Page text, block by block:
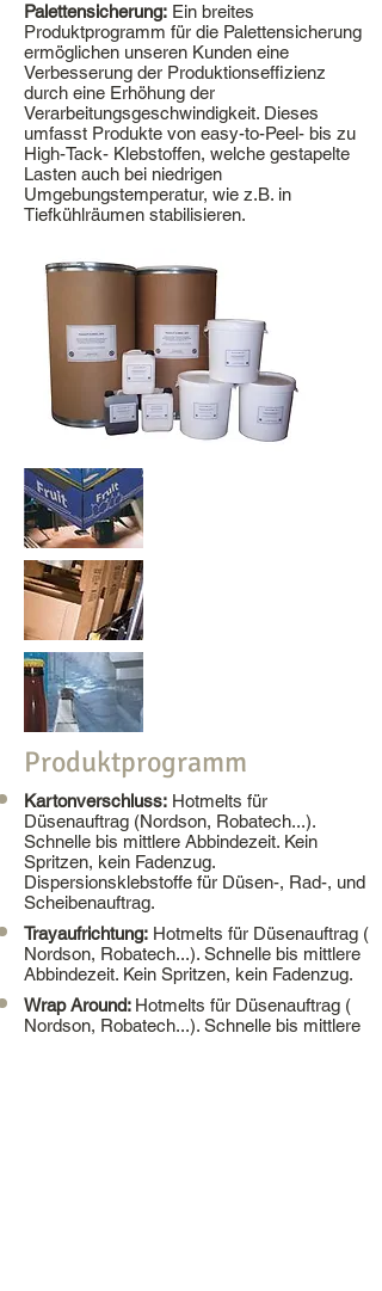
Palettensicherung: Ein breites
Produktprogramm für die Palettensicherung
ermöglichen unseren Kunden eine
Verbesserung der Produktionseffizienz
durch eine Erhöhung der
Verarbeitungsgeschwindigkeit. Dieses
umfasst Produkte von easy-to-Peel- bis zu
High-Tack- Klebstoffen, welche gestapelte
Lasten auch bei niedrigen
Umgebungstemperatur, wie z.B. in
Tiefkühlräumen stabilisieren.
Produktprogramm​
Kartonverschluss: Hotmelts für
Düsenauftrag (Nordson, Robatech...).
Schnelle bis mittlere Abbindezeit. Kein
Spritzen, kein Fadenzug.
Dispersionsklebstoffe für Düsen-, Rad-, und
Scheibenauftrag.
Trayaufrichtung: Hotmelts für Düsenauftrag (
Nordson, Robatech...). Schnelle bis mittlere
Abbindezeit. Kein Spritzen, kein Fadenzug.
Wrap Around: Hotmelts für Düsenauftrag (
Nordson, Robatech...). Schnelle bis mittlere